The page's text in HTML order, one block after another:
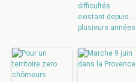
difficultés
existant depuis…
plusieurs années